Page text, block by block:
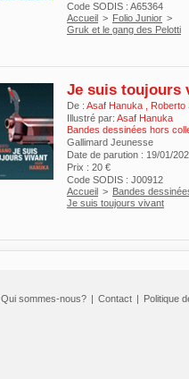
Code SODIS : A65364
Accueil > Folio Junior >
Gruk et le gang des Pelotti
Je suis toujours
De : Asaf Hanuka
Roberto
Illustré par: Asaf Hanuka
Bandes dessinées hors
Gallimard Jeunesse
Date de parution : 19/01/
Prix : 20 €
Code SODIS : J00912
Accueil > Bandes
Je suis toujours vivant
Qui sommes-nous? | Contact | Politique